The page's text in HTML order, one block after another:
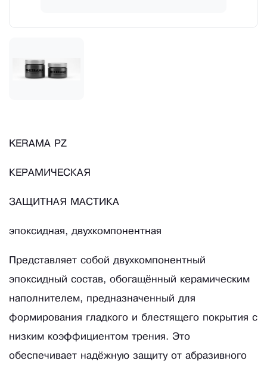
KERAMA PZ
КЕРАМИЧЕСКАЯ
ЗАЩИТНАЯ МАСТИКА
эпоксидная, двухкомпонентная
Представляет собой двухкомпонентный
эпоксидный состав, обогащённый керамическим
наполнителем, предназначенный для
формирования гладкого и блестящего покрытия с
низким коэффициентом трения. Это
обеспечивает надёжную защиту от абразивного